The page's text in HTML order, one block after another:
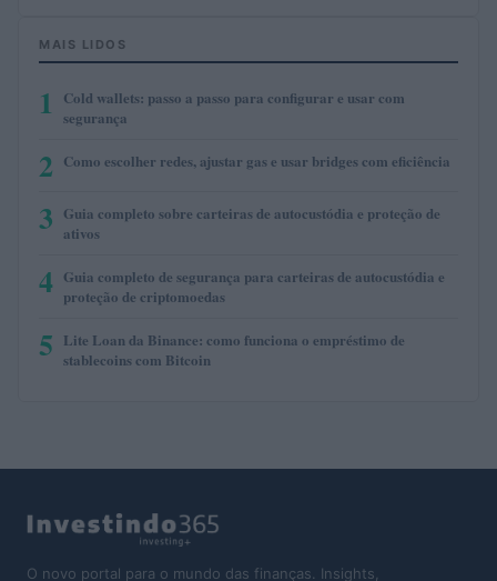
MAIS LIDOS
1
Cold wallets: passo a passo para configurar e usar com
segurança
2 Como escolher redes, ajustar gas e usar bridges com eficiência
3 Guia completo sobre carteiras de autocustódia e proteção de
ativos
4 Guia completo de segurança para carteiras de autocustódia e
proteção de criptomoedas
5 Lite Loan da Binance: como funciona o empréstimo de
stablecoins com Bitcoin
O novo portal para o mundo das finanças. Insights,